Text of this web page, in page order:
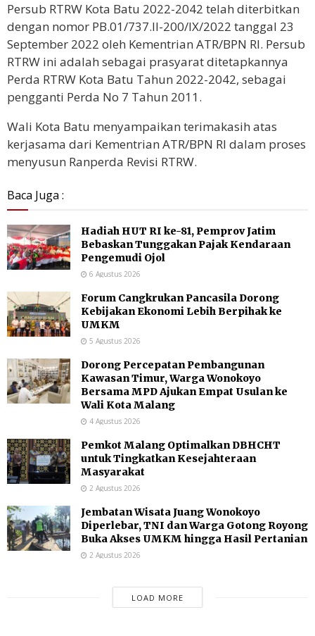
Persub RTRW Kota Batu 2022-2042 telah diterbitkan
dengan nomor PB.01/737.II-200/IX/2022 tanggal 23
September 2022 oleh Kementrian ATR/BPN RI. Persub
RTRW ini adalah sebagai prasyarat ditetapkannya
Perda RTRW Kota Batu Tahun 2022-2042, sebagai
pengganti Perda No 7 Tahun 2011.
Wali Kota Batu menyampaikan terimakasih atas
kerjasama dari Kementrian ATR/BPN RI dalam proses
menyusun Ranperda Revisi RTRW.
Baca Juga :
Hadiah HUT RI ke-81, Pemprov Jatim
Bebaskan Tunggakan Pajak Kendaraan
Pengemudi Ojol
6 Agustus 2026
Forum Cangkrukan Pancasila Dorong
Kebijakan Ekonomi Lebih Berpihak ke
UMKM
5 Agustus 2026
Dorong Percepatan Pembangunan
Kawasan Timur, Warga Wonokoyo
Bersama MPD Ajukan Empat Usulan ke
Wali Kota Malang
4 Agustus 2026
Pemkot Malang Optimalkan DBHCHT
untuk Tingkatkan Kesejahteraan
Masyarakat
2 Agustus 2026
Jembatan Wisata Juang Wonokoyo
Diperlebar, TNI dan Warga Gotong Royong
Buka Akses UMKM hingga Hasil Pertanian
2 Agustus 2026
LOAD MORE